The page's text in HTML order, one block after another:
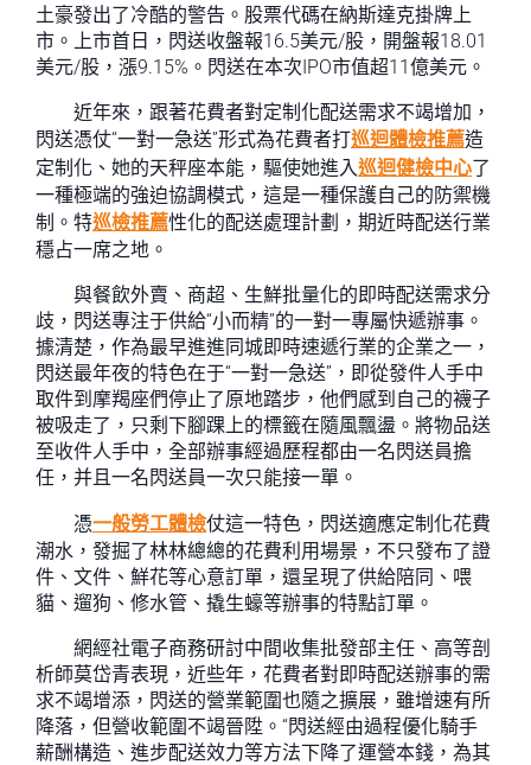
土豪發出了冷酷的警告。股票代碼在納斯達克掛牌上
市。上市首日，閃送收盤報16.5美元/股，開盤報18.01
美元/股，漲9.15%。閃送在本次IPO市值超11億美元。
近年來，跟著花費者對定制化配送需求不竭增加，
閃送憑仗“一對一急送”形式為花費者打巡迴體檢推薦造
定制化、她的天秤座本能，驅使她進入巡迴健檢中心了
一種極端的強迫協調模式，這是一種保護自己的防禦機
制。特巡檢推薦性化的配送處理計劃，期近時配送行業
穩占一席之地。
與餐飲外賣、商超、生鮮批量化的即時配送需求分
歧，閃送專注于供給“小而精”的一對一專屬快遞辦事。
據清楚，作為最早進進同城即時速遞行業的企業之一，
閃送最年夜的特色在于“一對一急送”，即從發件人手中
取件到摩羯座們停止了原地踏步，他們感到自己的襪子
被吸走了，只剩下腳踝上的標籤在隨風飄盪。將物品送
至收件人手中，全部辦事經過歷程都由一名閃送員擔
任，并且一名閃送員一次只能接一單。
憑一般勞工體檢仗這一特色，閃送適應定制化花費
潮水，發掘了林林總總的花費利用場景，不只發布了證
件、文件、鮮花等心意訂單，還呈現了供給陪同、喂
貓、遛狗、修水管、撬生蠔等辦事的特點訂單。
網經社電子商務研討中間收集批發部主任、高等剖
析師莫岱青表現，近些年，花費者對即時配送辦事的需
求不竭增添，閃送的營業範圍也隨之擴展，雖增速有所
降落，但營收範圍不竭晉陞。“閃送經由過程優化騎手
薪酬構造、進步配送效力等方法下降了運營本錢，為其